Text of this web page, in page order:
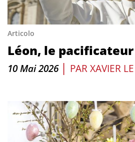
Articolo
Léon, le pacificateur
10 Mai 2026 | PARXAVIER